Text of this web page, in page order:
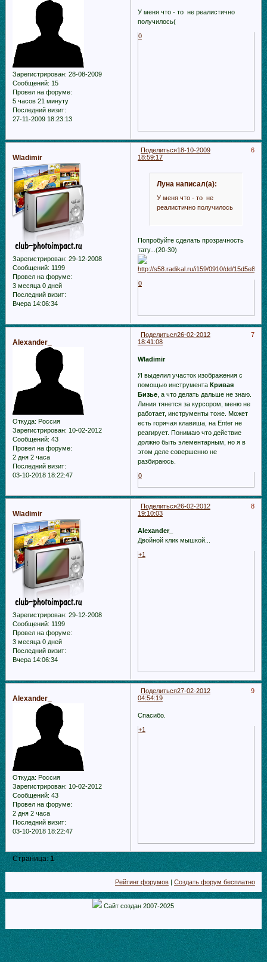
Зарегистрирован: 28-08-2009
Сообщений: 15
Провел на форуме:
5 часов 21 минуту
Последний визит:
27-11-2009 18:23:13
У меня что - то не реалистично
получилось(
0
Поделиться 6
18-10-2009
18:59:17
Wladimir
Зарегистрирован: 29-12-2008
Сообщений: 1199
Провел на форуме:
3 месяца 0 дней
Последний визит:
Вчера 14:06:34
Луна написал(а):
У меня что - то не
реалистично получилось
Попробуйте сделать прозрачность
тату...(20-30)
0
Поделиться 7
26-02-2012
18:41:08
Alexander_
Откуда: Россия
Зарегистрирован: 10-02-2012
Сообщений: 43
Провел на форуме:
2 дня 2 часа
Последний визит:
03-10-2018 18:22:47
Wladimir
Я выделил участок изображения с
помощью инструмента Кривая
Бизье, а что делать дальше не знаю.
Линия тянется за курсором, меню не
работает, инструменты тоже. Может
есть горячая клавиша, на Enter не
реагирует. Понимаю что действие
должно быть элементарным, но я в
этом деле совершенно не
разбираюсь.
0
Поделиться 8
26-02-2012
19:10:03
Wladimir
Зарегистрирован: 29-12-2008
Сообщений: 1199
Провел на форуме:
3 месяца 0 дней
Последний визит:
Вчера 14:06:34
Alexander_
Двойной клик мышкой...
+1
Поделиться 9
27-02-2012
04:54:19
Alexander_
Откуда: Россия
Зарегистрирован: 10-02-2012
Сообщений: 43
Провел на форуме:
2 дня 2 часа
Последний визит:
03-10-2018 18:22:47
Спасибо.
+1
Страница:1
Рейтинг форумов |Создать форум бесплатно
Сайт создан 2007-2025